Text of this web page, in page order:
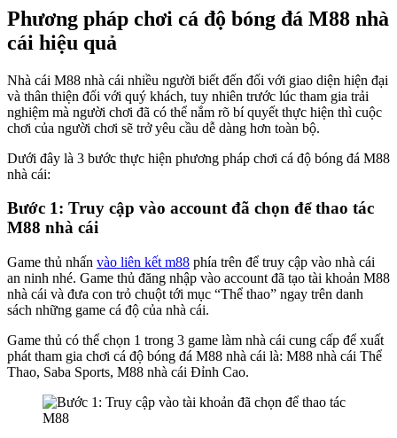
Phương pháp chơi cá độ bóng đá M88 nhà
cái hiệu quả
Nhà cái M88 nhà cái nhiều người biết đến đối với giao diện hiện đại
và thân thiện đối với quý khách, tuy nhiên trước lúc tham gia trải
nghiệm mà người chơi đã có thể nắm rõ bí quyết thực hiện thì cuộc
chơi của người chơi sẽ trở yêu cầu dễ dàng hơn toàn bộ.
Dưới đây là 3 bước thực hiện phương pháp chơi cá độ bóng đá M88
nhà cái:
Bước 1: Truy cập vào account đã chọn để thao tác
M88 nhà cái
Game thủ nhấn vào liên kết m88 phía trên để truy cập vào nhà cái
an ninh nhé. Game thủ đăng nhập vào account đã tạo tài khoản M88
nhà cái và đưa con trỏ chuột tới mục “Thể thao” ngay trên danh
sách những game cá độ của nhà cái.
Game thủ có thể chọn 1 trong 3 game làm nhà cái cung cấp để xuất
phát tham gia chơi cá độ bóng đá M88 nhà cái là: M88 nhà cái Thể
Thao, Saba Sports, M88 nhà cái Đỉnh Cao.